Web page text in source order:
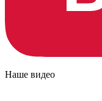
Наше видео